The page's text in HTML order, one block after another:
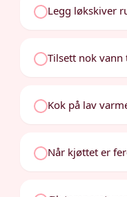
Legg løkskiver
Tilsett nok vann
Kok på lav
Når kjøttet er